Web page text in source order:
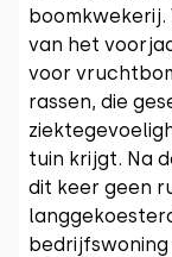
van het
voor
rassen, die
tuin krijgt. Na
dit keer geen